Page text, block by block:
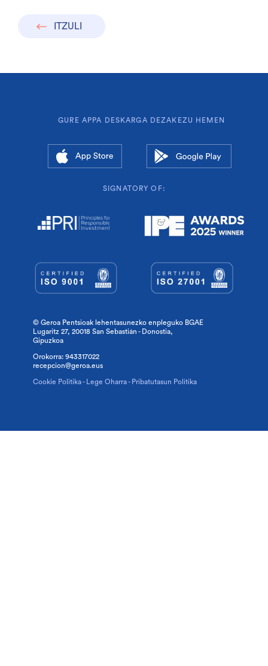
ITZULI
GURE APPA DESKARGA DEZAKEZU HEMEN
SIGNATORY OF:
© Geroa Pentsioak lehentasunezko enpleguko BGAE
Lugaritz 27, 20018 San Sebastián - Donostia,
Gipuzkoa
Orokorra: 943317022
recepcion@geroa.eus
Cookie Politika- Lege Oharra- Pribatutasun Politika